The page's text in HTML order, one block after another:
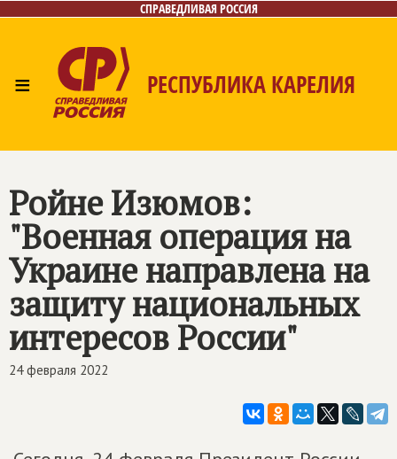
СПРАВЕДЛИВАЯ РОССИЯ
≡ РЕСПУБЛИКА КАРЕЛИЯ
Ройне Изюмов:
"Военная операция на
Украине направлена на
защиту национальных
интересов России"
24 февраля 2022